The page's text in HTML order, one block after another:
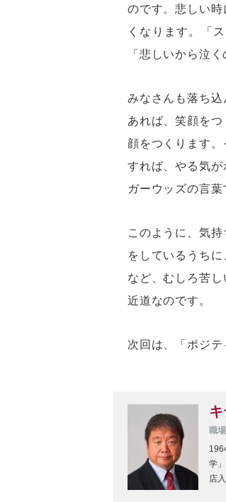
のです。悲しい
くなります。「
「悲しいから泣
みなさんも落ち
あれば、笑顔を
顔をつくります
すれば、やる気
ガーウッズの言
このように、気
をしているうち
など、むしろ苦
近道なのです。
次回は、「ポジテ
職
学
店